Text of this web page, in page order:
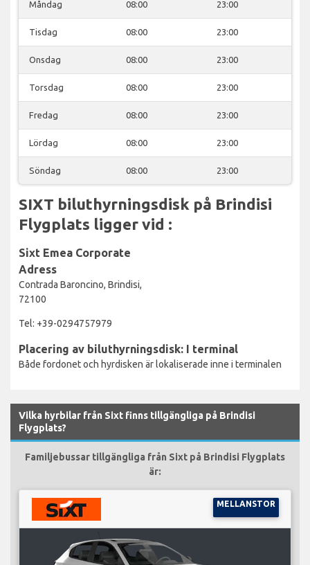
Måndag 08:00 23:00
Tisdag 08:00 23:00
Onsdag 08:00 23:00
Torsdag 08:00 23:00
Fredag 08:00 23:00
Lördag 08:00 23:00
Söndag 08:00 23:00
SIXT biluthyrningsdisk på Brindisi
Flygplats ligger vid :
Sixt Emea Corporate
Adress
Contrada Baroncino, Brindisi,
72100
Tel: +39-0294757979
Placering av biluthyrningsdisk: I terminal
Både fordonet och hyrdisken är lokaliserade inne i terminalen
Vilka hyrbilar från Sixt finns tillgängliga på Brindisi
Flygplats?
Familjebussar tillgängliga från Sixt på Brindisi Flygplats
är:
MELLANSTOR